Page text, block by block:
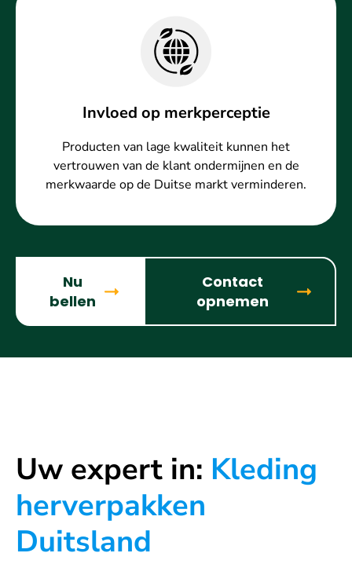
Invloed op merkperceptie
Producten van lage kwaliteit kunnen het
vertrouwen van de klant ondermijnen en de
merkwaarde op de Duitse markt verminderen.
Nu
bellen
Contact
opnemen
Uw expert in: Kleding
herverpakken
Duitsland